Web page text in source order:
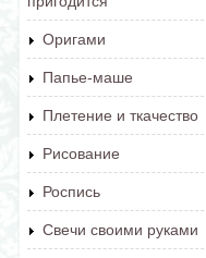
Оригами
Папье-маше
Плетение и ткачество
Рисование
Роспись
Свечи своими руками